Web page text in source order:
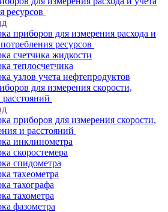
ресурсов
приборов для измерения расхода и
ресурсов
счетчика жидкости
теплосчетчика
узлов учета нефтепродуктов
для измерения скорости,
приборов для измерения скорости,
и расстояний
инклинометра
скоростемера
спидометра
тахеометра
тахографа
тахометра
фазометра